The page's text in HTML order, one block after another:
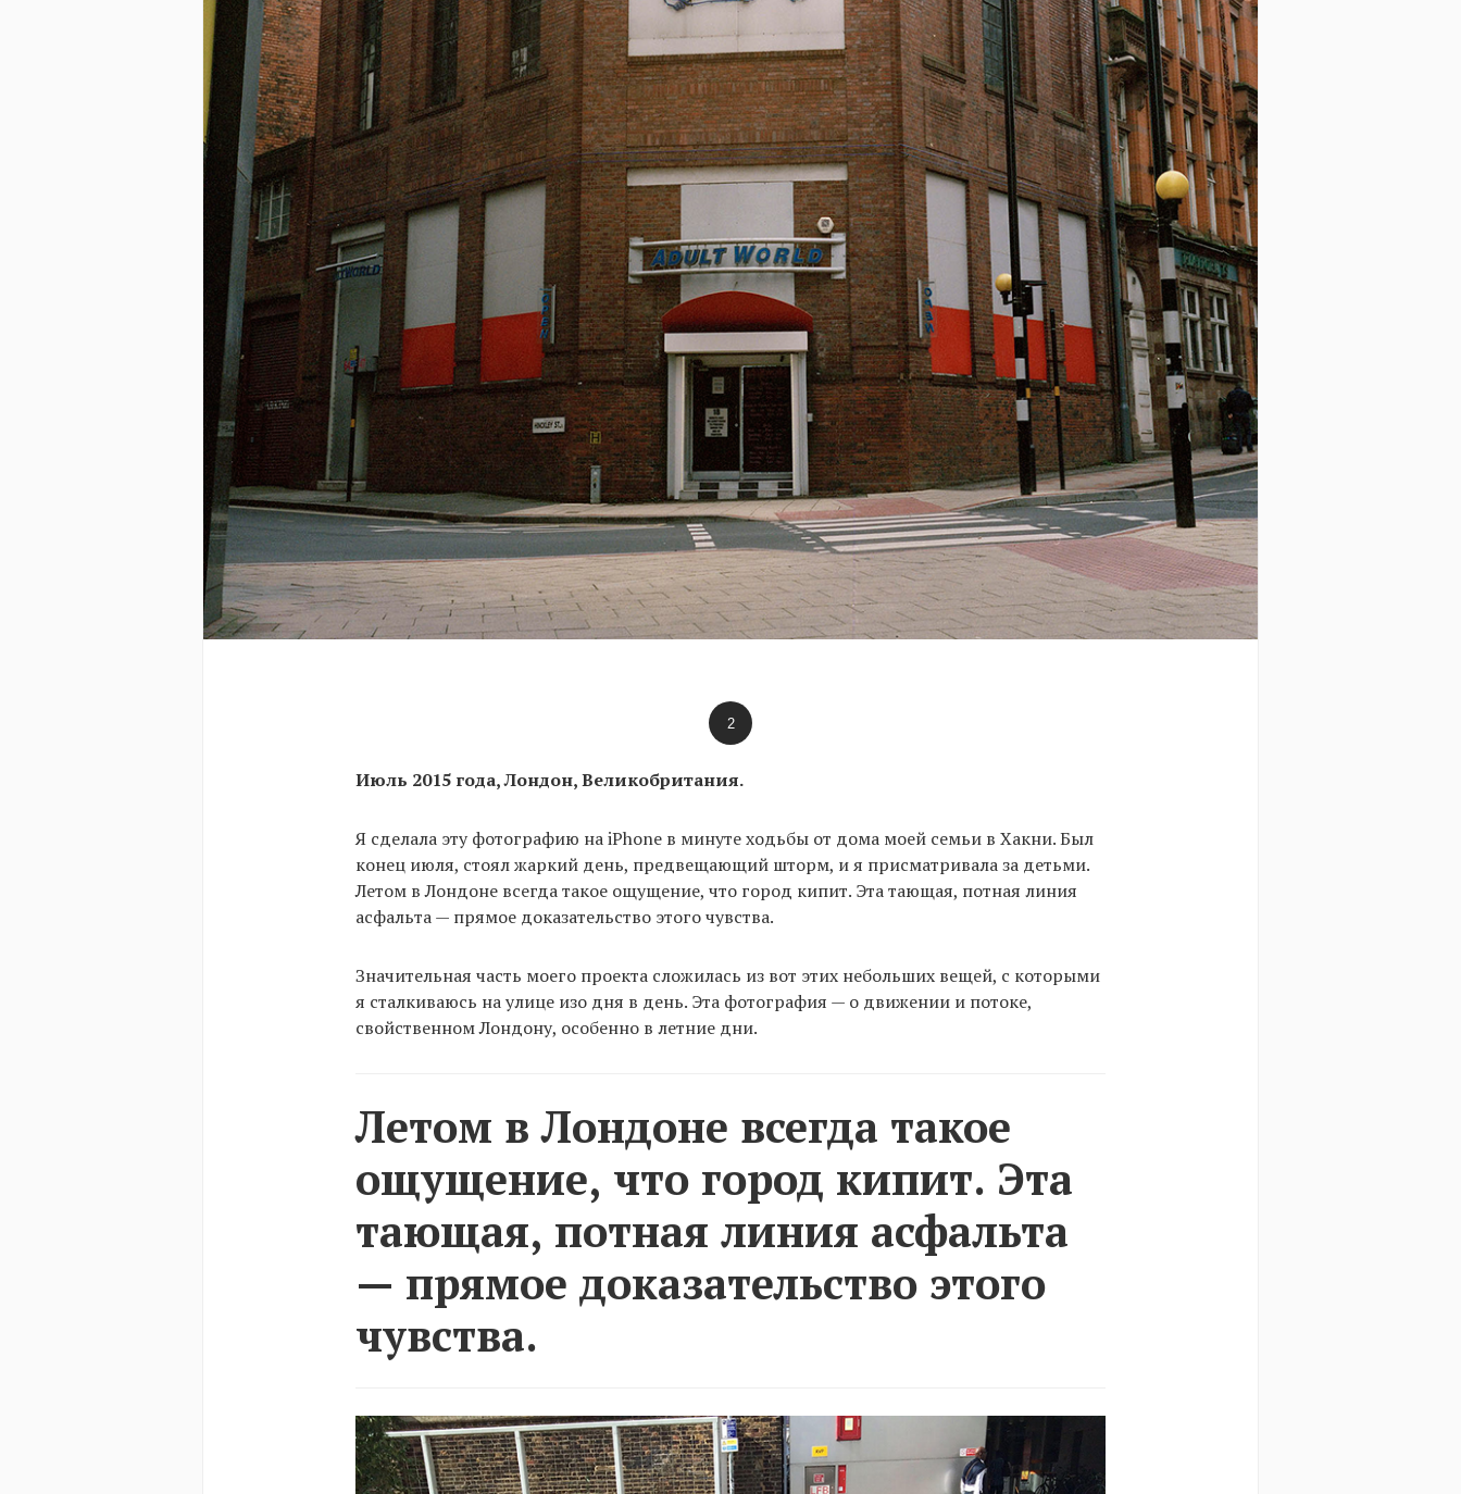
2
Июль 2015 года, Лондон, Великобритания.
Я сделала эту фотографию на iPhone в минуте ходьбы от дома моей семьи в Хакни. Был
конец июля, стоял жаркий день, предвещающий шторм, и я присматривала за детьми.
Летом в Лондоне всегда такое ощущение, что город кипит. Эта тающая, потная линия
асфальта — прямое доказательство этого чувства.
Значительная часть моего проекта сложилась из вот этих небольших вещей, с которыми
я сталкиваюсь на улице изо дня в день. Эта фотография — о движении и потоке,
свойственном Лондону, особенно в летние дни.
Летом в Лондоне всегда такое
ощущение, что город кипит. Эта
тающая, потная линия асфальта
— прямое доказательство этого
чувства.